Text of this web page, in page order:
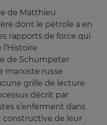
de Matthieu
dont le pétrole a en
rapports de force qui
de Schumpeter
marxiste russe
grille de lecture
décrit par
s’enferment dans
constructive de leur